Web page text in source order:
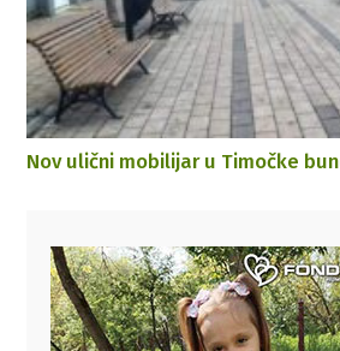
Nov ulični mobilijar u Timočke